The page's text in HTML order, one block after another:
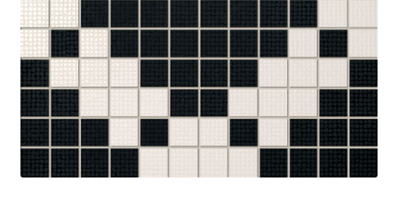
Informatii
Plata si Livrare
Politică de confidențialitate
Politica de cookie